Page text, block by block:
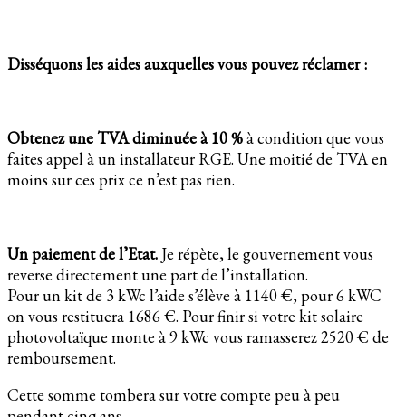
Disséquons les aides auxquelles vous pouvez réclamer :
Obtenez une TVA diminuée à 10 %à condition que vous
faites appel à un installateur RGE. Une moitié de TVA en
moins sur ces prix ce n’est pas rien.
Un paiement de l’Etat. Je répète, le gouvernement vous
reverse directement une part de l’installation.
Pour un kit de 3 kWc l’aide s’élève à 1140 €, pour 6 kWC
on vous restituera 1686 €. Pour finir si votre kit solaire
photovoltaïque monte à 9 kWc vous ramasserez 2520 € de
remboursement.
Cette somme tombera sur votre compte peu à peu